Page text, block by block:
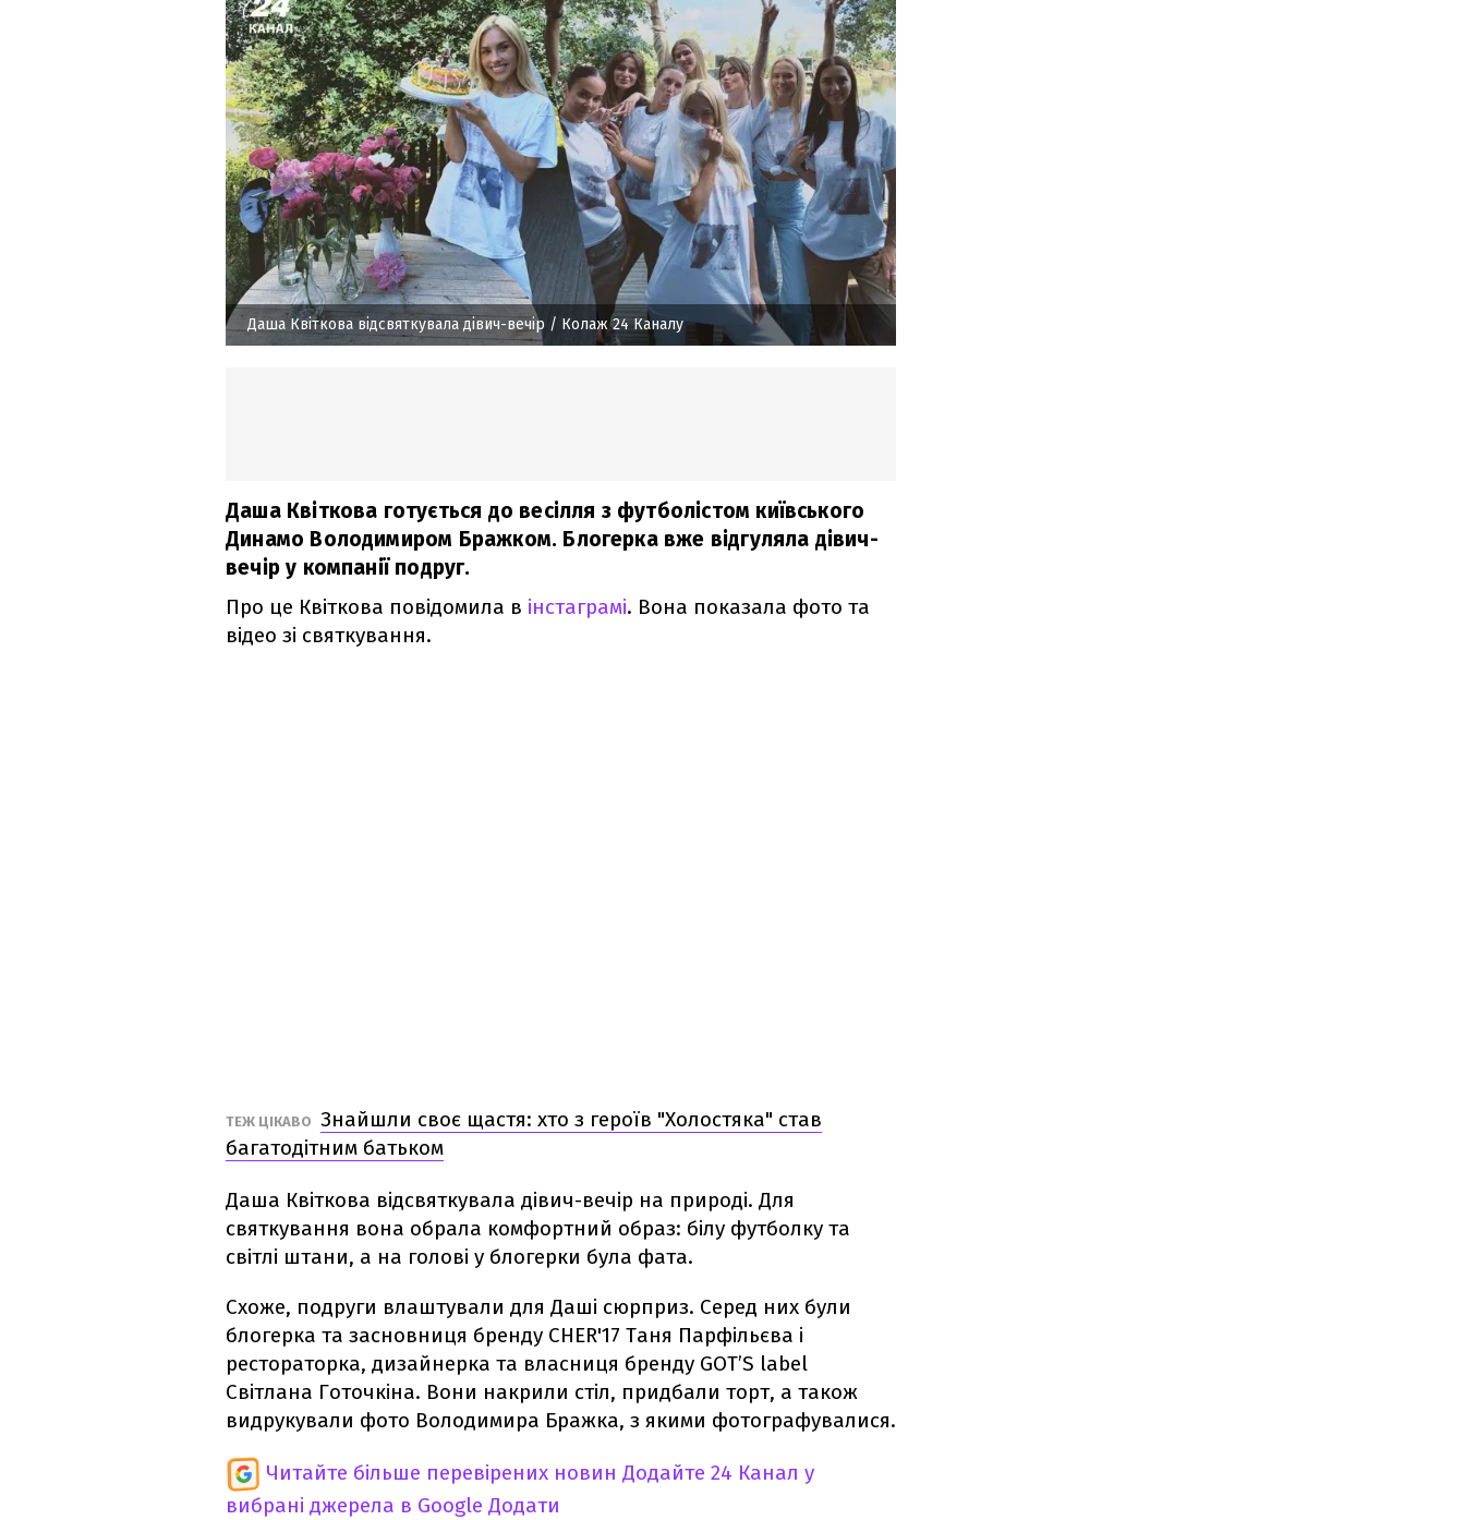
Даша Квіткова відсвяткувала дівич-вечір / Колаж 24 Каналу
Даша Квіткова готується до весілля з футболістом київського
Динамо Володимиром Бражком. Блогерка вже відгуляла дівич-
вечір у компанії подруг.
Про це Квіткова повідомила в інстаграмі. Вона показала фото та
відео зі святкування.
ТЕЖ ЦІКАВО Знайшли своє щастя: хто з героїв "Холостяка" став
багатодітним батьком
Даша Квіткова відсвяткувала дівич-вечір на природі. Для
святкування вона обрала комфортний образ: білу футболку та
світлі штани, а на голові у блогерки була фата.
Схоже, подруги влаштували для Даші сюрприз. Серед них були
блогерка та засновниця бренду CHER'17 Таня Парфільєва і
рестораторка, дизайнерка та власниця бренду GOT’S label
Світлана Готочкіна. Вони накрили стіл, придбали торт, а також
видрукували фото Володимира Бражка, з якими фотографувалися.
Читайте більше перевірених новин Додайте 24 Канал у
вибрані джерела в Google Додати